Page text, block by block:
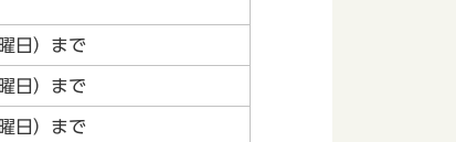
日）まで
日）まで
日）まで